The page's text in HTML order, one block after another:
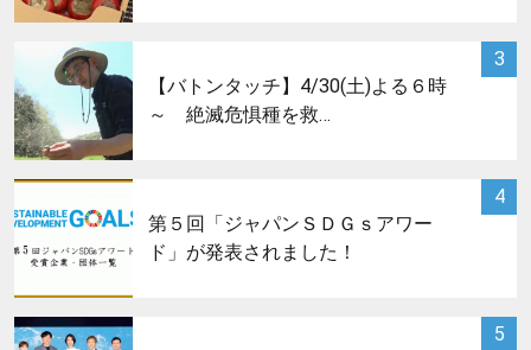
3
【バトンタッチ】4/30(土)よる６時
～ 絶滅危惧種を救…
4
サムネイル
第５回「ジャパンＳＤＧｓアワー
ド」が発表されました！
5
サムネイル